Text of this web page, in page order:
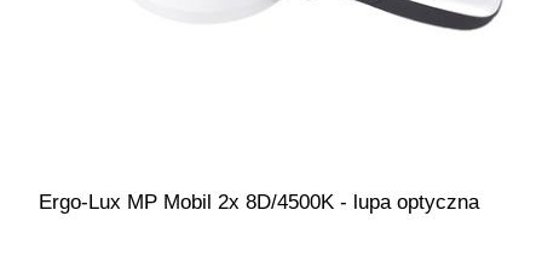
Ergo-Lux MP Mobil 2x 8D/4500K - lupa optyczna